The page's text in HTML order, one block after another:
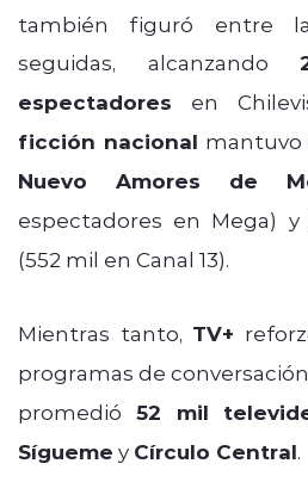
también figuró entre
seguidas, alcanzando
espectadores en
ficción nacional mantuvo
Nuevo Amores de
espectadores en Mega) y
(552 mil en Canal 13).
Mientras tanto, TV+
programas de
promedió 52 mil
Sígueme y Círculo Central.